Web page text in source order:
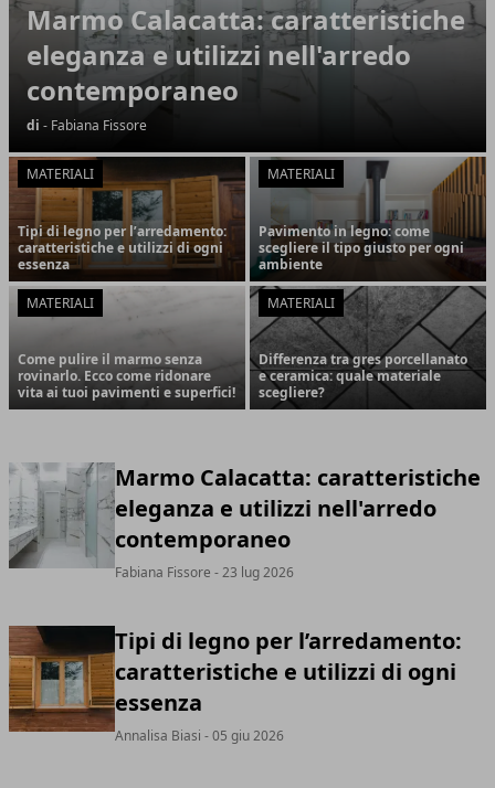
Marmo Calacatta: caratteristiche
eleganza e utilizzi nell'arredo
contemporaneo
di - Fabiana Fissore
MATERIALI
Tipi di legno per l’arredamento:
caratteristiche e utilizzi di ogni
essenza
MATERIALI
Pavimento in legno: come
scegliere il tipo giusto per ogni
ambiente
MATERIALI
Come pulire il marmo senza
rovinarlo. Ecco come ridonare
vita ai tuoi pavimenti e superfici!
MATERIALI
Differenza tra gres porcellanato
e ceramica: quale materiale
scegliere?
Marmo Calacatta: caratteristiche
eleganza e utilizzi nell'arredo
contemporaneo
Fabiana Fissore - 23 lug 2026
Tipi di legno per l’arredamento:
caratteristiche e utilizzi di ogni
essenza
Annalisa Biasi - 05 giu 2026